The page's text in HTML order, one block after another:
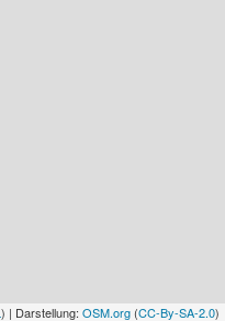
) | Darstellung: OSM.org (CC-By-SA-2.0)